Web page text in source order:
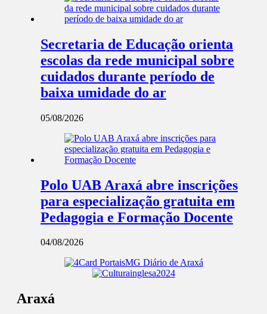
Secretaria de Educação orienta
escolas da rede municipal sobre
cuidados durante período de
baixa umidade do ar
05/08/2026
Polo UAB Araxá abre inscrições
para especialização gratuita em
Pedagogia e Formação Docente
04/08/2026
Araxá